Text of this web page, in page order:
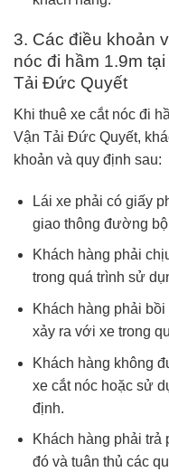
3. Các điều khoản
nóc đi hầm 1.9m
Tải Đức Quyết
Khi thuê xe cắt nóc đi
Vận Tải Đức Quyết,
khoản và quy định sau:
Lái xe phải có giấy
giao thông đường
Khách hàng phải
trong quá trình sử
Khách hàng phải
xảy ra với xe trong
Khách hàng không
xe cắt nóc hoặc sử
định.
Khách hàng phải trả
đó và tuân thủ các